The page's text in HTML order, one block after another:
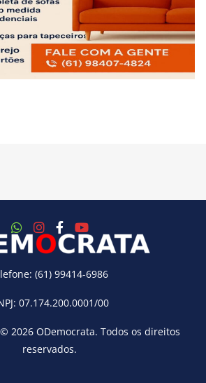
(61) 99414-6986
07.174.200.0001/00
2026 ODemocrata. Todos os direitos
reservados.